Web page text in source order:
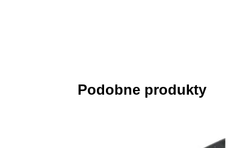
Podobne produkty